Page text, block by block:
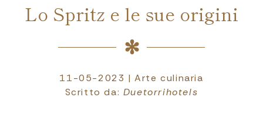
Lo Spritz e le sue origini
11-05-2023 | Arte culinaria
Scritto da: Duetorrihotels